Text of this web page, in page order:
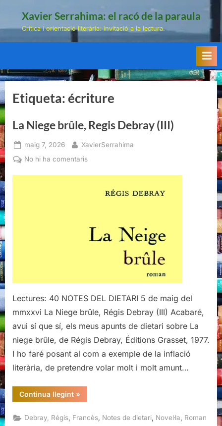
Xavier Serrahima: el racó de la paraula
Crítica i orientació literària: invitació a la lectura.
Etiqueta:écriture
La Niege brûle, Regis Debray (III)
Posted
on
maig 7, 2026 By
XavierSerrahima
No hi ha comentarisa
brûle,
(III)
Lectures: 40 NOTES DEL DIETARI 5 de maig del
mmxxvi La Niege brûle, Régis Debray (III) Acabaré,
avui sí que sí, els meus apunts de dietari sobre La
niege brûle, de Régis Debray, Éditions Grasset, 1977.
I ho faré posant al com a exemple de la inflació
literària, de pretendre volar molt i molt amunt…
Continua llegint“La
Niege
Regis
Debray
»
Debray, Régis Francès Notes de dietari Novel·la Roman